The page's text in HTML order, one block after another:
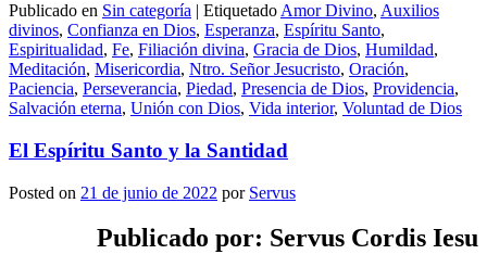
Publicado en Sin categoría | Etiquetado Amor Divino, Auxilios
divinos, Confianza en Dios, Esperanza, Espíritu Santo,
Espiritualidad, Fe, Filiación divina, Gracia de Dios, Humildad,
Meditación, Misericordia, Ntro. Señor Jesucristo, Oración,
Paciencia, Perseverancia, Piedad, Presencia de Dios, Providencia,
Salvación eterna, Unión con Dios, Vida interior, Voluntad de Dios
El Espíritu Santo y la Santidad
Posted on 21 de junio de 2022 por Servus
Publicado por: Servus Cordis Iesu